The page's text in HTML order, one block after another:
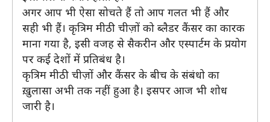
अगर आप भी ऐसा सोचते हैं तो आप गलत भी हैं और
सही भी हैं। कृत्रिम मीठी चीज़ों को ब्लैडर कैंसर का कारक
माना गया है, इसी वजह से सैकरीन और एस्पार्टम के प्रयोग
पर कई देशों में प्रतिबंध है।
कृत्रिम मीठी चीज़ों और कैंसर के बीच के संबंधो का
ख़ुलासा अभी तक नहीं हुआ है। इसपर आज भी शोध
जारी है।